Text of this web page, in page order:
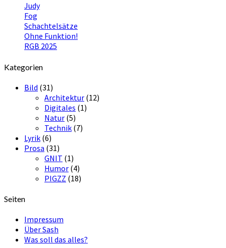
Judy
Fog
Schachtelsätze
Ohne Funktion!
RGB 2025
Kategorien
Bild (31)
Architektur (12)
Digitales (1)
Natur (5)
Technik (7)
Lyrik (6)
Prosa (31)
GNIT (1)
Humor (4)
PIGZZ (18)
Seiten
Impressum
Über Sash
Was soll das alles?